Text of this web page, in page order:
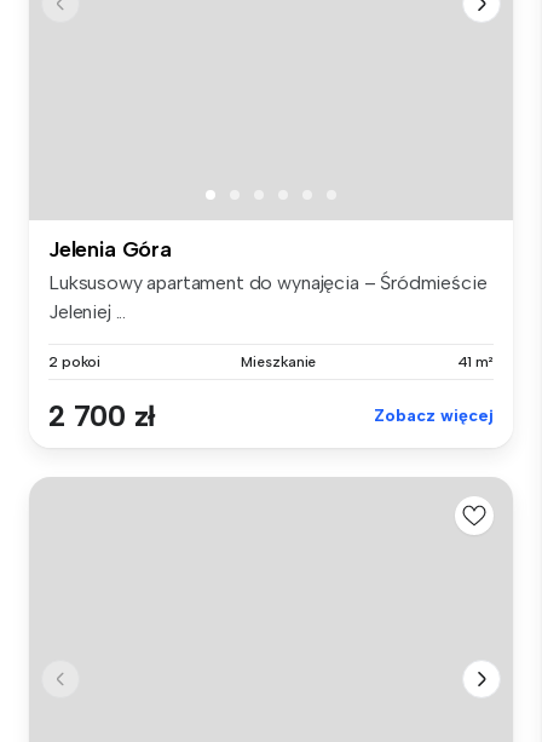
Jelenia Góra
Luksusowy apartament do wynajęcia – Śródmieście
Jeleniej ...
2 pokoi Mieszkanie 41 m²
2 700 zł Zobacz więcej